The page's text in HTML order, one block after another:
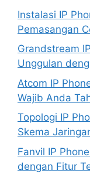
Instalasi IP
Pemasangan
Grandstream
Unggulan
Atcom IP
Wajib Anda
Topologi IP
Skema
Fanvil IP
dengan Fitur